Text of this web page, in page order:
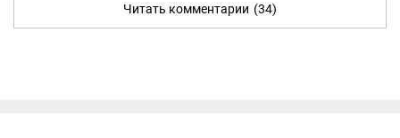
Читать комментарии (34)